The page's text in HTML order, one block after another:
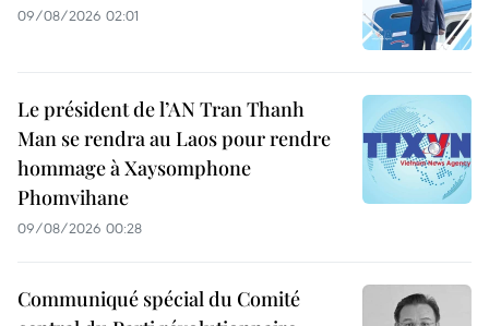
09/08/2026 02:01
Le président de l’AN Tran Thanh
Man se rendra au Laos pour rendre
hommage à Xaysomphone
Phomvihane
09/08/2026 00:28
Communiqué spécial du Comité